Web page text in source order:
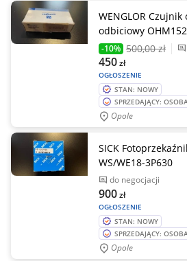
WENGLOR Czujnik
odbiciowy
-10% 500,00 zł
OGŁOSZENIE
450zł
STAN: NOWY
SPRZEDAJĄCY:
Opole
SICK
WS/WE18-3P630
do negocjacji
OGŁOSZENIE
900zł
STAN: NOWY
SPRZEDAJĄCY:
Opole